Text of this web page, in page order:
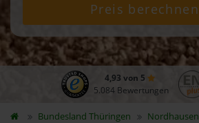
Preis berechnen
4,93 von 5
5.084 Bewertungen
Bundesland Thüringen Nordhausen